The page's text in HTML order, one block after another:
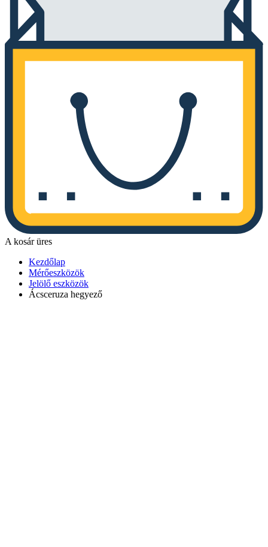
A kosár üres
Kezdőlap
Mérőeszközök
Jelölő eszközök
Ácsceruza hegyező